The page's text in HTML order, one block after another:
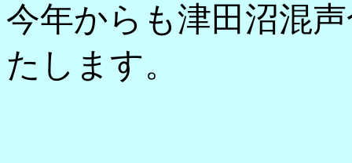
今年からも津田沼混
たします。